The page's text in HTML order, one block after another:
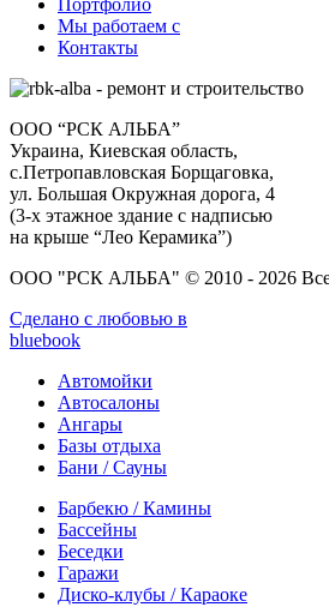
Портфолио
Мы работаем с
Контакты
ООО “РСК АЛЬБА”
Украина, Киевская область,
с.Петропавловская Борщаговка,
ул. Большая Окружная дорога, 4
(3-х этажное здание с надписью
на крыше “Лео Керамика”)
ООО "РСК АЛЬБА" © 2010 - 2026 Все
Сделано с любовью в
bluebook
Автомойки
Автосалоны
Ангары
Базы отдыха
Бани / Сауны
Барбекю / Камины
Бассейны
Беседки
Гаражи
Диско-клубы / Караоке